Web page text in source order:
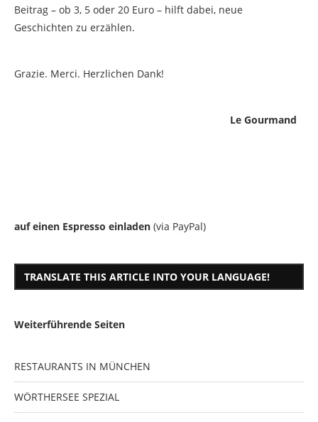
Beitrag – ob 3, 5 oder 20 Euro – hilft dabei, neue
Geschichten zu erzählen.
Grazie. Merci. Herzlichen Dank!
Le Gourmand
auf einen Espresso einladen (via PayPal)
TRANSLATE THIS ARTICLE INTO YOUR LANGUAGE!
Weiterführende Seiten
RESTAURANTS IN MÜNCHEN
WÖRTHERSEE SPEZIAL